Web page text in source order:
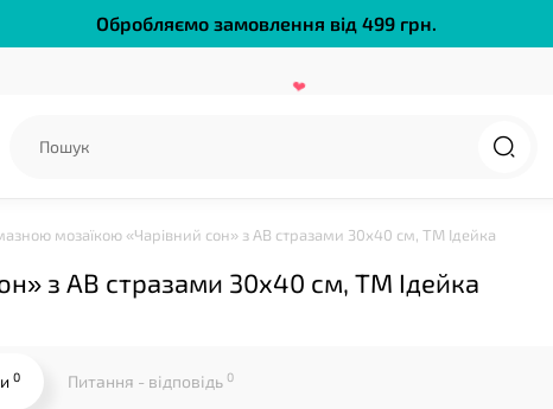
Обробляємо замовлення від 499 грн.
мозаїкою «Чарівний сон» з АВ стразами 30х40 см, ТМ Ідейка
з АВ стразами 30х40 см, ТМ Ідейка
0 Питання - відповідь 0